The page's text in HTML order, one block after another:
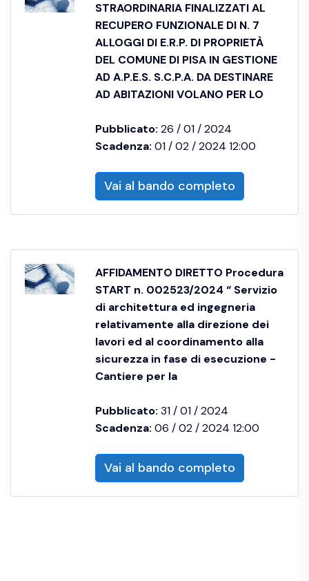
STRAORDINARIA FINALIZZATI AL
RECUPERO FUNZIONALE DI N. 7
ALLOGGI DI E.R.P. DI PROPRIETÀ
DEL COMUNE DI PISA IN GESTIONE
AD A.P.E.S. S.C.P.A. DA DESTINARE
AD ABITAZIONI VOLANO PER LO
Pubblicato: 26 / 01 / 2024
Scadenza: 01 / 02 / 2024 12:00
Vai al bando completo
AFFIDAMENTO DIRETTO Procedura
START n. 002523/2024 “ Servizio
di architettura ed ingegneria
relativamente alla direzione dei
lavori ed al coordinamento alla
sicurezza in fase di esecuzione -
Cantiere per la
Pubblicato: 31 / 01 / 2024
Scadenza: 06 / 02 / 2024 12:00
Vai al bando completo